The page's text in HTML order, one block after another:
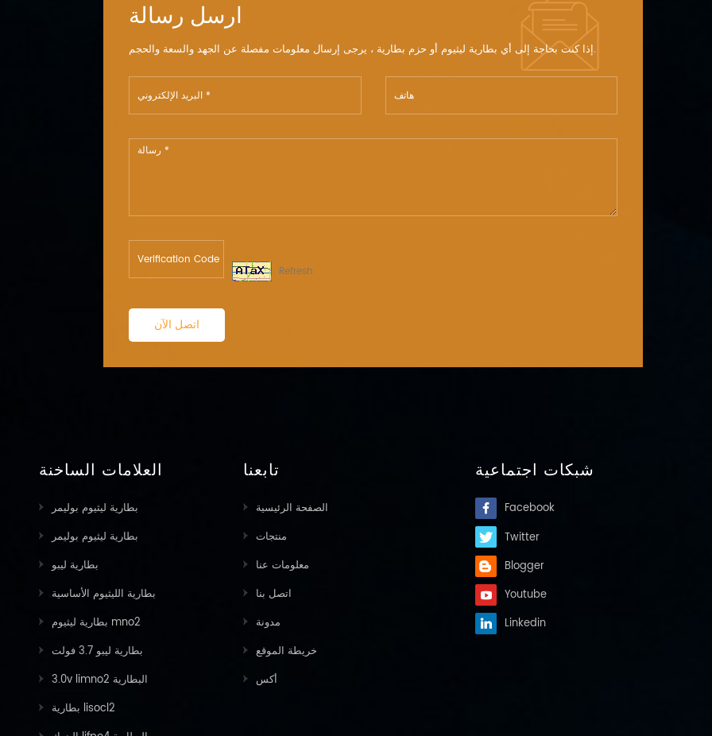
ارسل رسالة
إذا كنت بحاجة إلى أي بطارية ليثيوم أو حزم بطارية ، يرجى إرسال معلومات مفصلة عن الجهد والسعة والحجم.
Refresh
اتصل الآن
العلامات الساخنة
بطارية ليثيوم بوليمر
بطارية ليثيوم بوليمر
بطارية ليبو
بطارية الليثيوم الأساسية
بطارية ليثيوم mno2
بطارية ليبو 3.7 فولت
3.0v limno2 البطارية
بطارية lisocl2
تابعنا
الصفحة الرئيسية
منتجات
معلومات عنا
اتصل بنا
مدونة
خريطة الموقع
أكس
شبكات اجتماعية
Facebook
Twitter
Blogger
Youtube
Linkedin